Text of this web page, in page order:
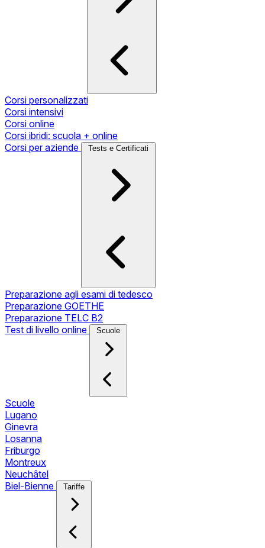
Corsi personalizzati
Corsi intensivi
Corsi online
Corsi ibridi: scuola + online
Corsi per aziende
Tests e Certificati
Preparazione agli esami di tedesco
Preparazione GOETHE
Preparazione TELC B2
Test di livello online
Scuole
Scuole
Lugano
Ginevra
Losanna
Friburgo
Montreux
Neuchâtel
Biel-Bienne
Tariffe